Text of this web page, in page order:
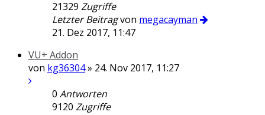
21329 Zugriffe
Letzter Beitragvon megacayman
21. Dez 2017, 11:47
VU+ Addon
von kg36304» 24. Nov 2017, 11:27
0 Antworten
9120 Zugriffe